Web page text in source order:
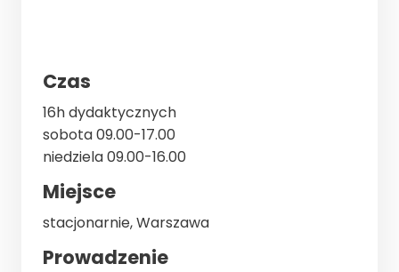
Czas
16h dydaktycznych
sobota 09.00-17.00
niedziela 09.00-16.00
Miejsce
stacjonarnie, Warszawa
Prowadzenie